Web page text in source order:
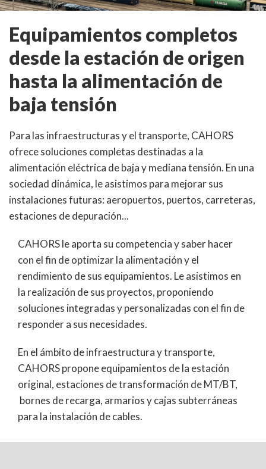
Equipamientos completos
desde la estación de origen
hasta la alimentación de
baja tensión
Para las infraestructuras y el transporte, CAHORS
ofrece soluciones completas destinadas a la
alimentación eléctrica de baja y mediana tensión. En una
sociedad dinámica, le asistimos para mejorar sus
instalaciones futuras: aeropuertos, puertos, carreteras,
estaciones de depuración...
CAHORS le aporta su competencia y saber hacer
con el fin de optimizar la alimentación y el
rendimiento de sus equipamientos. Le asistimos en
la realización de sus proyectos, proponiendo
soluciones integradas y personalizadas con el fin de
responder a sus necesidades.
En el ámbito de infraestructura y transporte,
CAHORS propone equipamientos de la estación
original, estaciones de transformación de MT/BT,
bornes de recarga, armarios y cajas subterráneas
para la instalación de cables.